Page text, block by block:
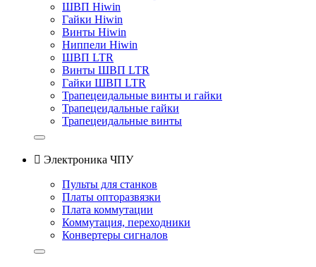
ШВП Hiwin
Гайки Hiwin
Винты Hiwin
Ниппели Hiwin
ШВП LTR
Винты ШВП LTR
Гайки ШВП LTR
Трапецеидальные винты и гайки
Трапецеидальные гайки
Трапецеидальные винты
 Электроника ЧПУ
Пульты для станков
Платы опторазвязки
Плата коммутации
Коммутация, переходники
Конвертеры сигналов